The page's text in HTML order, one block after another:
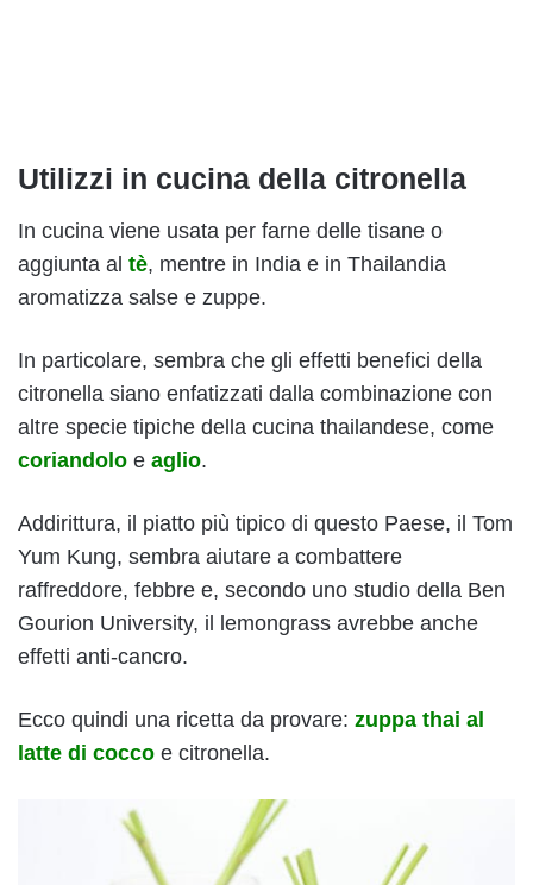
Utilizzi in cucina della citronella
In cucina viene usata per farne delle tisane o
aggiunta al tè, mentre in India e in Thailandia
aromatizza salse e zuppe.
In particolare, sembra che gli effetti benefici della
citronella siano enfatizzati dalla combinazione con
altre specie tipiche della cucina thailandese, come
coriandolo e aglio.
Addirittura, il piatto più tipico di questo Paese, il Tom
Yum Kung, sembra aiutare a combattere
raffreddore, febbre e, secondo uno studio della Ben
Gourion University, il lemongrass avrebbe anche
effetti anti-cancro.
Ecco quindi una ricetta da provare: zuppa thai al
latte di cocco e citronella.